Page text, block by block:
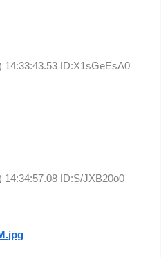
14:33:43.53 ID:X1sGeEsA0
14:34:57.08 ID:S/JXB20o0